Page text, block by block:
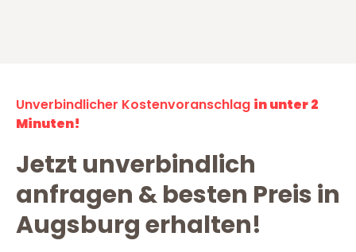
Unverbindlicher Kostenvoranschlag in unter 2
Minuten!
Jetzt unverbindlich
anfragen & besten Preis in
Augsburg erhalten!